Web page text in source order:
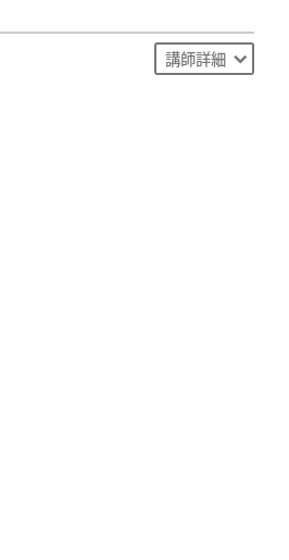
講師詳細